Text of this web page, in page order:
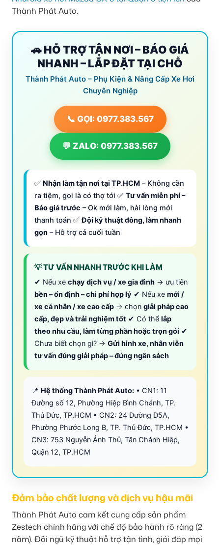
Thành Phát Auto.
🚗 HỖ TRỢ TẬN NƠI – BÁO GIÁ
NHANH – LẮP ĐẶT TẠI CHỖ
Thành Phát Auto – Phụ Kiện & Nâng Cấp Xe Hơi
Chuyên Nghiệp
📞 GỌI: 0977.383.567
💬 ZALO: 0977.383.567
✅ Nhận làm tận nơi tại TP.HCM – Không cần
ra tiệm, gọi là có thợ tới ✅ Tư vấn miễn phí –
Báo giá trước – Ok mới làm, hài lòng mới
thanh toán ✅Đội kỹ thuật đông, làm nhanh
gọn – Hỗ trợ cả cuối tuần
💡 TƯ VẤN NHANH TRƯỚC KHI LÀM
✔ Nếu xe chạy dịch vụ / xe gia đình → ưu tiên
bền – ổn định – chi phí hợp lý ✔ Nếu xe mới /
xe cá nhân / xe cao cấp → chọn giải pháp cao
cấp, đẹp và trải nghiệm tốt ✔ Có thể lắp
theo nhu cầu, làm từng phần hoặc trọn gói ✔
Chưa biết chọn gì? → Gửi hình xe, nhân viên
tư vấn đúng giải pháp – đúng ngân sách
📍 Hệ thống Thành Phát Auto: • CN1: 11
Đường số 12, Phường Hiệp Bình Chánh, TP.
Thủ Đức, TP.HCM • CN2: 24 Đường D5A,
Phường Phước Long B, TP. Thủ Đức, TP.HCM •
CN3: 753 Nguyễn Ảnh Thủ, Tân Chánh Hiệp,
Quận 12, TP.HCM
Đảm bảo chất lượng và dịch vụ hậu mãi
Thành Phát Auto cam kết cung cấp sản phẩm
Zestech chính hãng với chế độ bảo hành rõ ràng (2
năm). Đội ngũ kỹ thuật hỗ trợ tận tình, giải đáp mọi